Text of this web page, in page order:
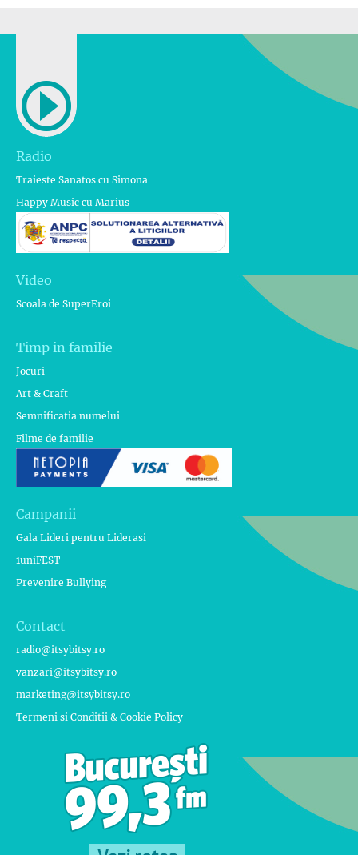
Radio
Traieste Sanatos cu Simona
Happy Music cu Marius
Video
Scoala de SuperEroi
Timp in familie
Jocuri
Art & Craft
Semnificatia numelui
Filme de familie
Campanii
Gala Lideri pentru Liderasi
1uniFEST
Prevenire Bullying
Contact
radio@itsybitsy.ro
vanzari@itsybitsy.ro
marketing@itsybitsy.ro
Termeni si Conditii & Cookie Policy